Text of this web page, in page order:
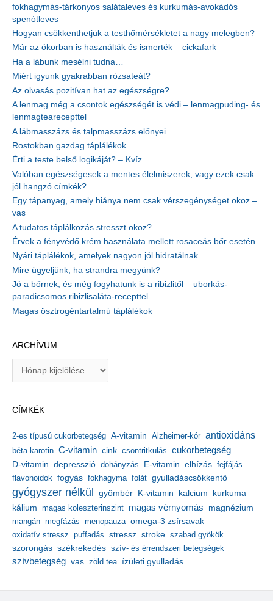
fokhagymás-tárkonyos salátaleves és kurkumás-avokádós
spenótleves
Hogyan csökkenthetjük a testhőmérsékletet a nagy melegben?
Már az ókorban is használták és ismerték – cickafark
Ha a lábunk mesélni tudna…
Miért igyunk gyakrabban rózsateát?
Az olvasás pozitívan hat az egészségre?
A lenmag még a csontok egészségét is védi – lenmagpuding- és
lenmagtearecepttel
A lábmasszázs és talpmasszázs előnyei
Rostokban gazdag táplálékok
Érti a teste belső logikáját? – Kvíz
Valóban egészségesek a mentes élelmiszerek, vagy ezek csak
jól hangzó címkék?
Egy tápanyag, amely hiánya nem csak vérszegénységet okoz –
vas
A tudatos táplálkozás stresszt okoz?
Érvek a fényvédő krém használata mellett rosaceás bőr esetén
Nyári táplálékok, amelyek nagyon jól hidratálnak
Mire ügyeljünk, ha strandra megyünk?
Jó a bőrnek, és még fogyhatunk is a ribizlitől – uborkás-
paradicsomos ribizlisaláta-recepttel
Magas ösztrogéntartalmú táplálékok
ARCHÍVUM
í
u
m
CÍMKÉK
2-es típusú cukorbetegség A-vitamin Alzheimer-kór antioxidáns
béta-karotin C-vitamin cink csontritkulás cukorbetegség
D-vitamin depresszió dohányzás E-vitamin elhízás fejfájás
flavonoidok fogyás fokhagyma folát gyulladáscsökkentő
gyógyszer nélkül gyömbér K-vitamin kalcium kurkuma
kálium magas koleszterinszint magas vérnyomás magnézium
mangán megfázás menopauza omega-3 zsírsavak
oxidatív stressz puffadás stressz stroke szabad gyökök
szorongás székrekedés szív- és érrendszeri betegségek
szívbetegség vas zöld tea ízületi gyulladás